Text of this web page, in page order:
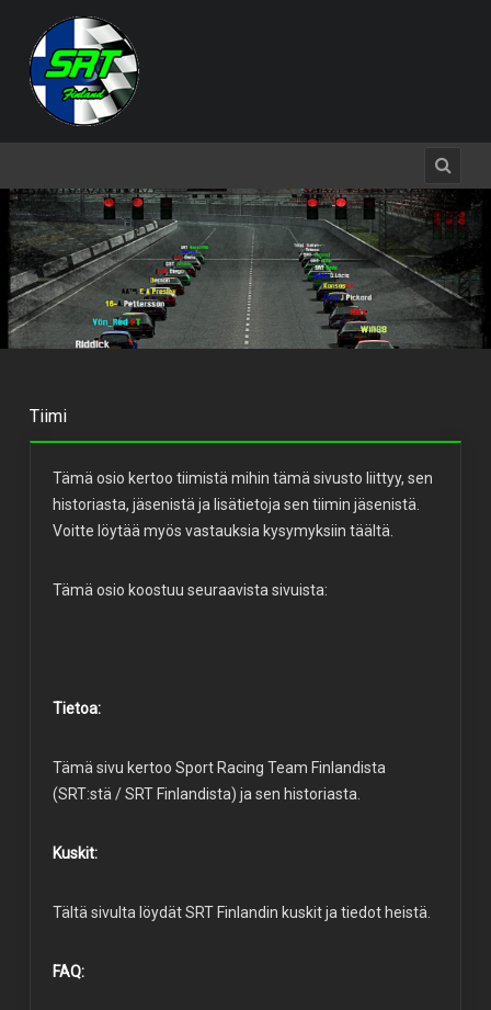
Tiimi
Tämä osio kertoo tiimistä mihin tämä sivusto liittyy, sen
historiasta, jäsenistä ja lisätietoja sen tiimin jäsenistä.
Voitte löytää myös vastauksia kysymyksiin täältä.
Tämä osio koostuu seuraavista sivuista:
Tietoa:
Tämä sivu kertoo Sport Racing Team Finlandista
(SRT:stä / SRT Finlandista) ja sen historiasta.
Kuskit:
Tältä sivulta löydät SRT Finlandin kuskit ja tiedot heistä.
FAQ: